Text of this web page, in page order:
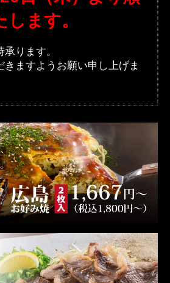
ます。
ります。
きますようお願い申し上げま